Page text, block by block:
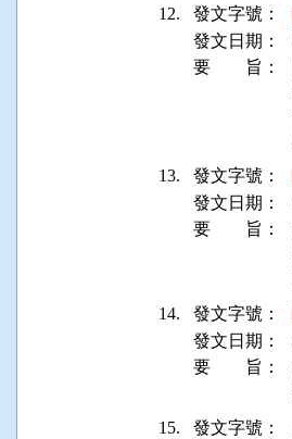
12.
發文字號：
發文日期：
要 旨：
13.
發文字號：
發文日期：
要 旨：
14.
發文字號：
發文日期：
要 旨：
15.
發文字號：